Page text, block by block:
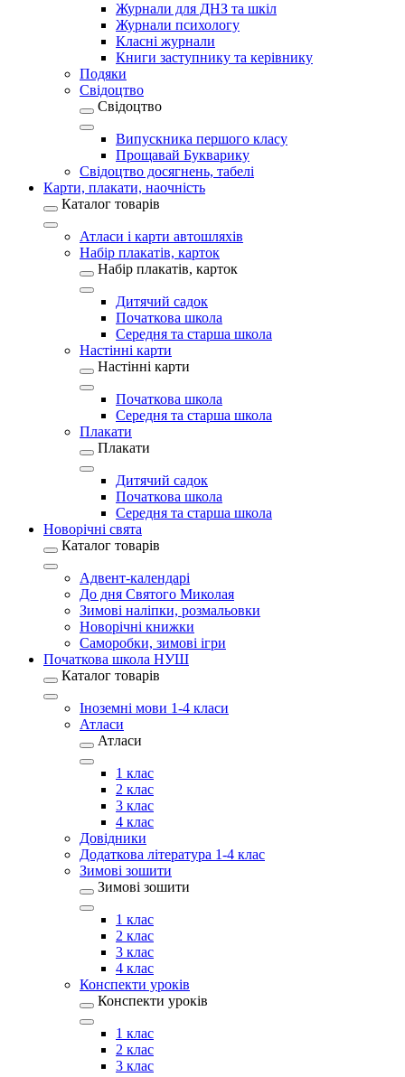
Журнали для ДНЗ та шкіл
Журнали психологу
Класні журнали
Книги заступнику та керівнику
Подяки
Свідоцтво
Свідоцтво
Випускника першого класу
Прощавай Букварику
Свідоцтво досягнень, табелі
Карти, плакати, наочність
Каталог товарів
Атласи і карти автошляхів
Набір плакатів, карток
Набір плакатів, карток
Дитячий садок
Початкова школа
Середня та старша школа
Настінні карти
Настінні карти
Початкова школа
Середня та старша школа
Плакати
Плакати
Дитячий садок
Початкова школа
Середня та старша школа
Новорічні свята
Каталог товарів
Адвент-календарі
До дня Святого Миколая
Зимові наліпки, розмальовки
Новорічні книжки
Саморобки, зимові ігри
Початкова школа НУШ
Каталог товарів
Іноземні мови 1-4 класи
Атласи
Атласи
1 клас
2 клас
3 клас
4 клас
Довідники
Додаткова література 1-4 клас
Зимові зошити
Зимові зошити
1 клас
2 клас
3 клас
4 клас
Конспекти уроків
Конспекти уроків
1 клас
2 клас
3 клас